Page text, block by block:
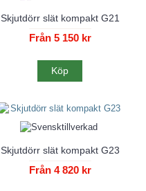
Skjutdörr slät kompakt G21
Från 5 150 kr
Köp
Skjutdörr slät kompakt G23
Från 4 820 kr